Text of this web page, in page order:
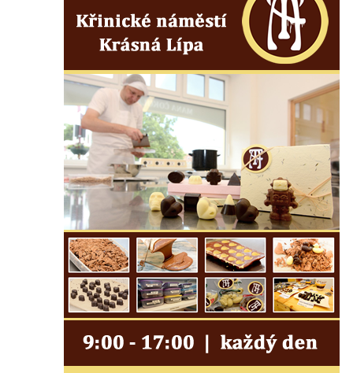
Márnice na hřbitově v Lužci nad Vltavou
Márnice na hřbitově v Hrobčicích
Kostel svatého Havla na hřbitově v
Hrobčicích
Kaple svatého Vavřince v Mirošovicích
Márnice na hřbitově v Račicích
Márnice na hřbitově v Dobříni
Kaple v Bezděkově
Kaple Nejsvětější Trojice v centru Liběšic
Výklenková kaple na rozcestí na jižním
okraji Liběšic
Kostel svaté Kateřiny v Chouči
Kaple svatého Blažeje východně od Lužice
Kostel svatého Augustina v Lužici